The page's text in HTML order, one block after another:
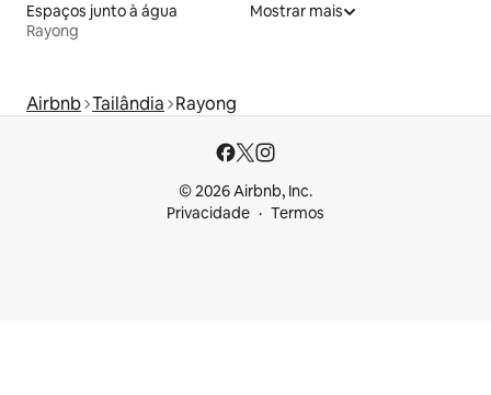
Espaços junto à água
Rayong
Mostrar mais
Airbnb Tailândia Rayong
© 2026 Airbnb, Inc.
Privacidade
Termos